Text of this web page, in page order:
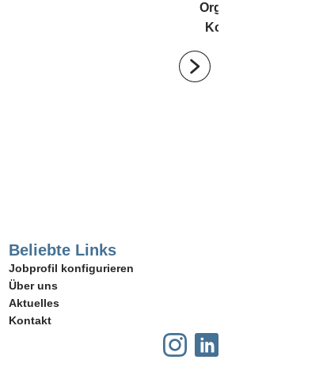
Organisationale
Kompetenzen
Beliebte Links
Jobprofil konfigurieren
Über uns
Aktuelles
Kontakt